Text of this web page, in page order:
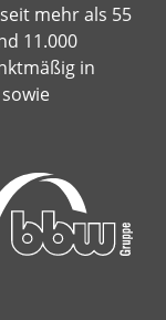
mehr als 55
11.000
in